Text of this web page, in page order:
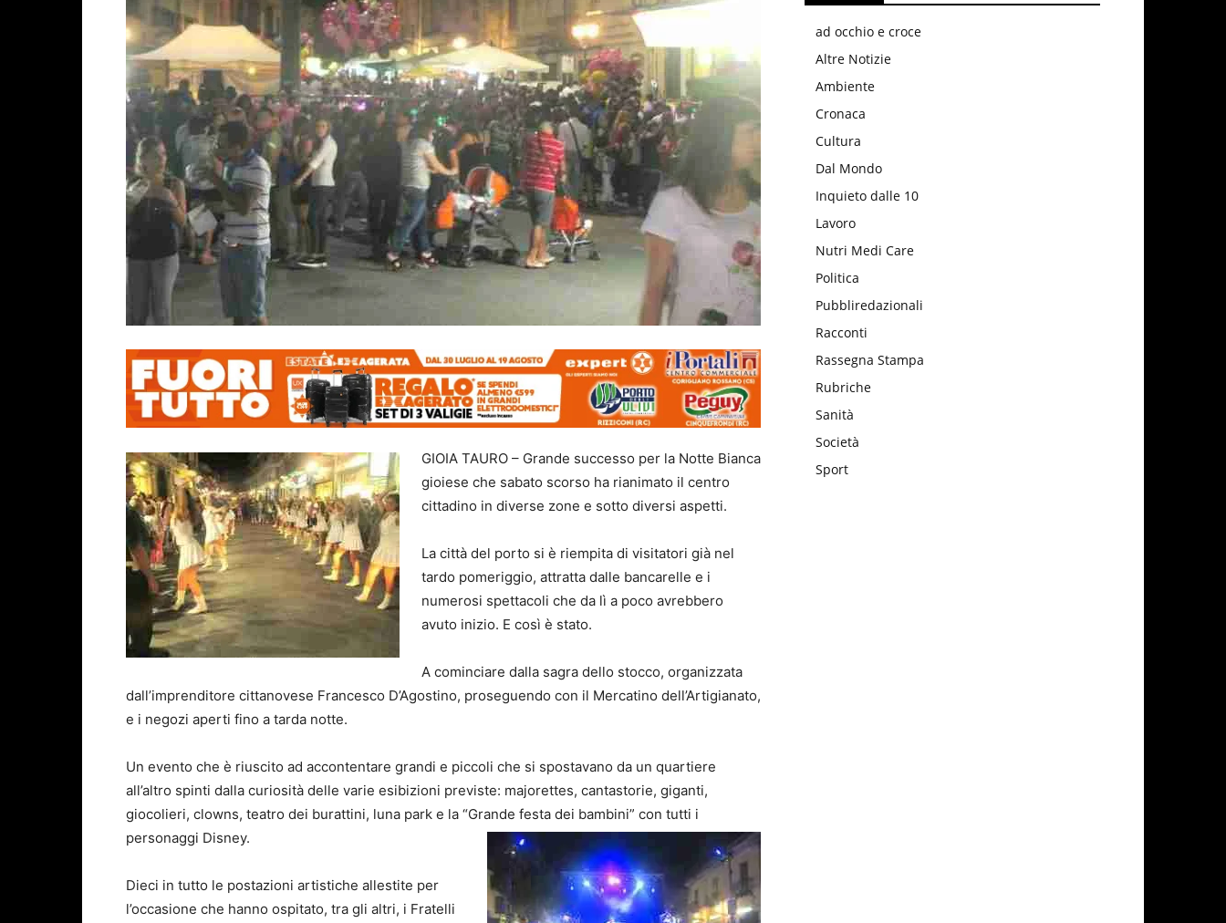
GIOIA TAURO – Grande successo per la Notte Bianca
gioiese che sabato scorso ha rianimato il centro
cittadino in diverse zone e sotto diversi aspetti.
La città del porto si è riempita di visitatori già nel
tardo pomeriggio, attratta dalle bancarelle e i
numerosi spettacoli che da lì a poco avrebbero
avuto inizio. E così è stato.
A cominciare dalla sagra dello stocco, organizzata
dall’imprenditore cittanovese Francesco D’Agostino, proseguendo con il Mercatino dell’Artigianato,
e i negozi aperti fino a tarda notte.
Un evento che è riuscito ad accontentare grandi e piccoli che si spostavano da un quartiere
all’altro spinti dalla curiosità delle varie esibizioni previste: majorettes, cantastorie, giganti,
giocolieri, clowns, teatro dei burattini, luna park e la “Grande festa dei bambini” con tutti i
personaggi Disney.
Dieci in tutto le postazioni artistiche allestite per
l’occasione che hanno ospitato, tra gli altri, i Fratelli
ad occhio e croce
Altre Notizie
Ambiente
Cronaca
Cultura
Dal Mondo
Inquieto dalle 10
Lavoro
Nutri Medi Care
Politica
Pubbliredazionali
Racconti
Rassegna Stampa
Rubriche
Sanità
Società
Sport